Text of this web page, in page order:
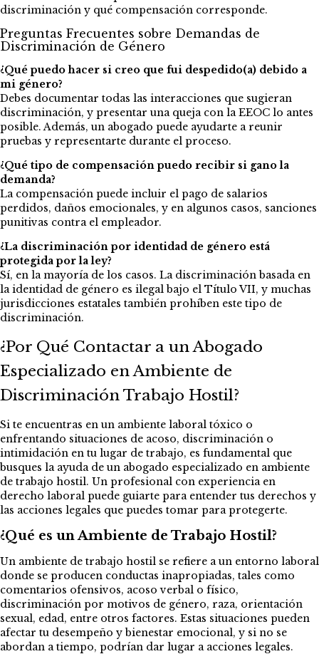
discriminación y qué compensación corresponde.
Preguntas Frecuentes sobre Demandas de
Discriminación de Género
¿Qué puedo hacer si creo que fui despedido(a) debido a
mi género?
Debes documentar todas las interacciones que sugieran
discriminación, y presentar una queja con la EEOC lo antes
posible. Además, un abogado puede ayudarte a reunir
pruebas y representarte durante el proceso.
¿Qué tipo de compensación puedo recibir si gano la
demanda?
La compensación puede incluir el pago de salarios
perdidos, daños emocionales, y en algunos casos, sanciones
punitivas contra el empleador.
¿La discriminación por identidad de género está
protegida por la ley?
Sí, en la mayoría de los casos. La discriminación basada en
la identidad de género es ilegal bajo el Título VII, y muchas
jurisdicciones estatales también prohíben este tipo de
discriminación.
¿Por Qué Contactar a un Abogado
Especializado en Ambiente de
Discriminación Trabajo Hostil?
Si te encuentras en un ambiente laboral tóxico o
enfrentando situaciones de acoso, discriminación o
intimidación en tu lugar de trabajo, es fundamental que
busques la ayuda de un abogado especializado en ambiente
de trabajo hostil. Un profesional con experiencia en
derecho laboral puede guiarte para entender tus derechos y
las acciones legales que puedes tomar para protegerte.
¿Qué es un Ambiente de Trabajo Hostil?
Un ambiente de trabajo hostil se refiere a un entorno laboral
donde se producen conductas inapropiadas, tales como
comentarios ofensivos, acoso verbal o físico,
discriminación por motivos de género, raza, orientación
sexual, edad, entre otros factores. Estas situaciones pueden
afectar tu desempeño y bienestar emocional, y si no se
abordan a tiempo, podrían dar lugar a acciones legales.